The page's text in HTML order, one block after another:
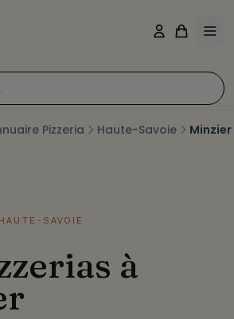
Pizzeria Haute-Savoie Minzier
SAVOIE
à